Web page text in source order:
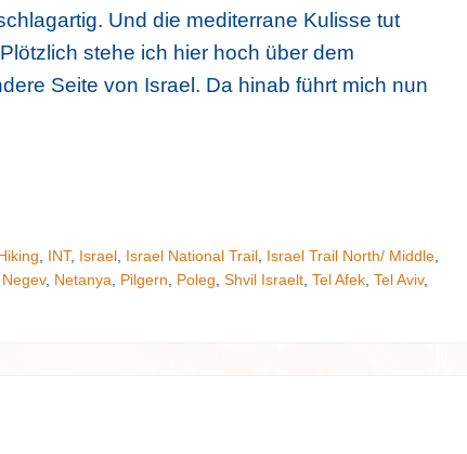
Und die mediterrane Kulisse tut
stehe ich hier hoch über dem
Seite von Israel. Da hinab führt mich nun
INT, Israel, Israel National Trail, Israel Trail North/ Middle,
Negev, Netanya Pilgern Poleg Shvil Israelt, Tel Afek, Tel Aviv,